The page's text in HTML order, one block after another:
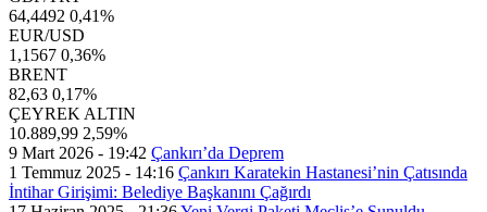
64,4492 0,41%
EUR/USD
1,1567 0,36%
BRENT
82,63 0,17%
ÇEYREK ALTIN
10.889,99 2,59%
9 Mart 2026 - 19:42 Çankırı’da Deprem
1 Temmuz 2025 - 14:16 Çankırı Karatekin Hastanesi’nin Çatısında
İntihar Girişimi: Belediye Başkanını Çağırdı